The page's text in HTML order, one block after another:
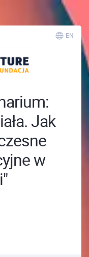
EN
Jak
w